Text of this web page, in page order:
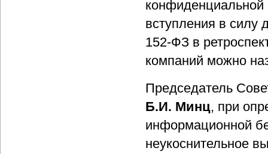
вступления в силу
152-ФЗ в
компаний можно
Председатель
Б.И. Минц, при
информационной
неукоснительное